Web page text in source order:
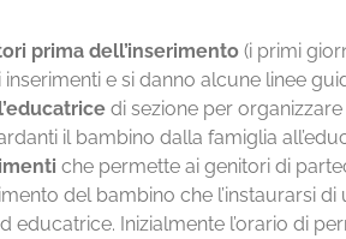
prima dell’inserimento(i primi
e si danno alcune linee
di sezione per organizzare
il bambino dalla famiglia
che permette ai genitori di
del bambino che l’instaurarsi
educatrice. Inizialmente l’orario di